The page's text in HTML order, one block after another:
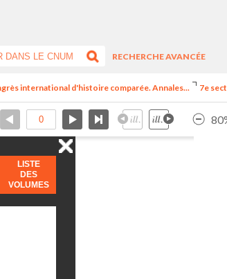
RECHERCHE AVANCÉE
international d'histoire comparée. Annales... 7e
LISTE
DES
VOLUMES